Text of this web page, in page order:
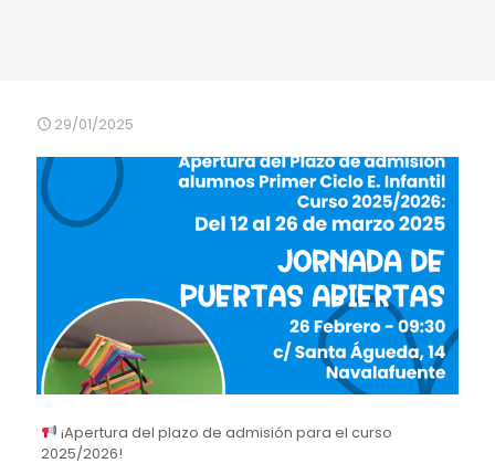
29/01/2025
¡Apertura del plazo de admisión para el curso
2025/2026!